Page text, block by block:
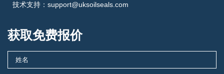
技术支持：support@uksoilseals.com
获取免费报价